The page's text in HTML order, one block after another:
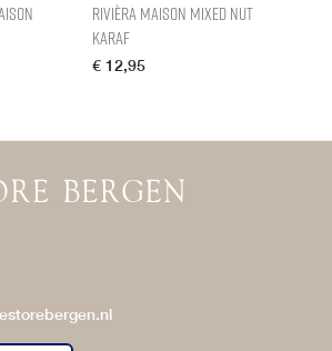
Rivièra Maison Mixed Nut
Karaf
€ 12,95